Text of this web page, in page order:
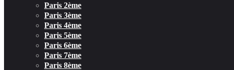
Paris 2ème
Paris 3ème
Paris 4ème
Paris 5ème
Paris 6ème
Paris 7ème
Paris 8ème